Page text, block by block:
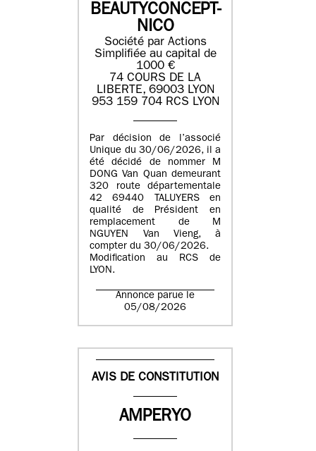
BEAUTYCONCEPT-
NICO
Société par Actions
Simplifiée au capital de
1000 €
74 COURS DE LA
LIBERTE, 69003 LYON
953 159 704 RCS LYON
Par décision de l’associé
Unique du 30/06/2026, il a
été décidé de nommer M
DONG Van Quan demeurant
320 route départementale
42 69440 TALUYERS en
qualité de Président en
remplacement de M
NGUYEN Van Vieng, à
compter du 30/06/2026.
Modification au RCS de
LYON.
Annonce parue le
05/08/2026
AVIS DE CONSTITUTION
AMPERYO